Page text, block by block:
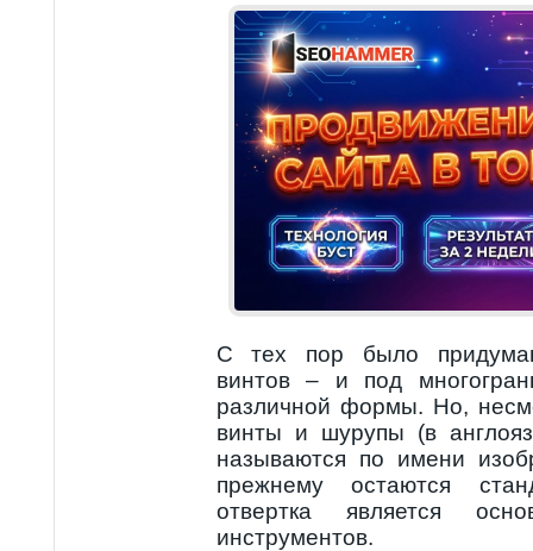
С тех пор было
винтов – и под
различной формы. Но,
винты и шурупы (в
называются по имени
прежнему остаются
отвертка является
инструментов.